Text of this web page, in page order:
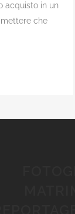
acquisto in un
che